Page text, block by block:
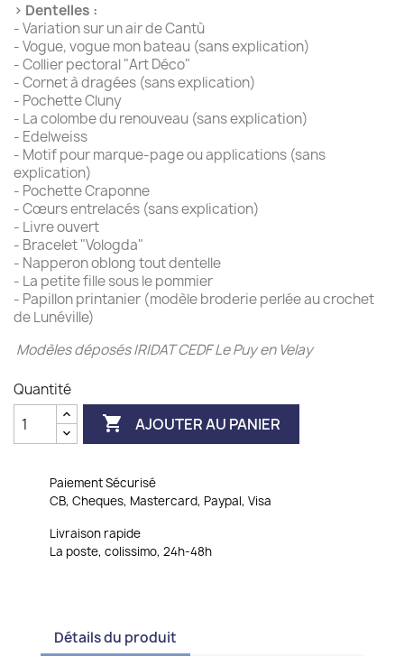
› Dentelles :
- Variation sur un air de Cantù
- Vogue, vogue mon bateau (sans explication)
- Collier pectoral "Art Déco"
- Cornet à dragées (sans explication)
- Pochette Cluny
- La colombe du renouveau (sans explication)
- Edelweiss
- Motif pour marque-page ou applications (sans
explication)
- Pochette Craponne
- Cœurs entrelacés (sans explication)
- Livre ouvert
- Bracelet "Vologda"
- Napperon oblong tout dentelle
- La petite fille sous le pommier
- Papillon printanier (modèle broderie perlée au crochet
de Lunéville)
Modèles déposés IRIDAT CEDF Le Puy en Velay
Quantité
 AJOUTER AU PANIER
Paiement Sécurisé
CB, Cheques, Mastercard, Paypal, Visa
Livraison rapide
La poste, colissimo, 24h-48h
Détails du produit